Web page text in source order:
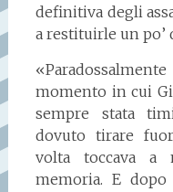
definitiva degli
a restituirle un po’
momento in cui
sempre stata
dovuto tirare
volta toccava a
memoria. E